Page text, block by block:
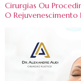
Cirurgias Ou
O Rejuvenescimento